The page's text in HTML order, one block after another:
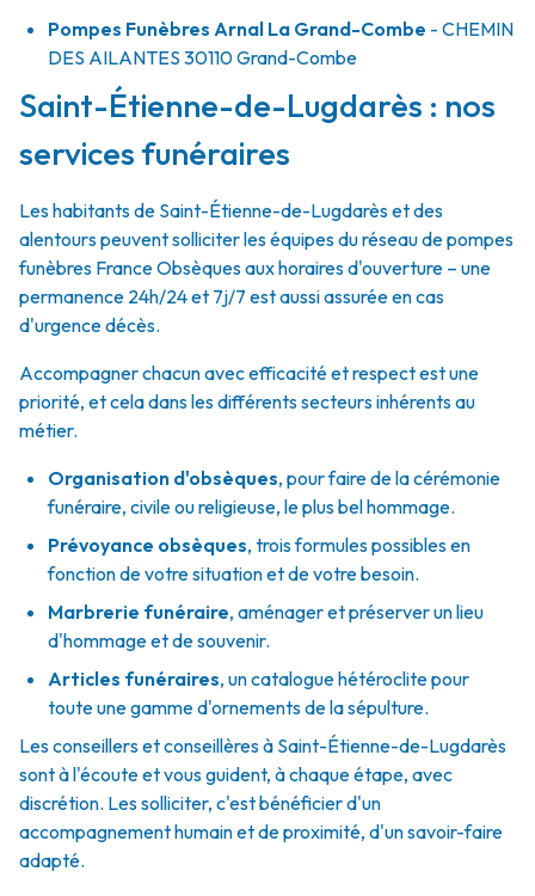
Pompes Funèbres Arnal La Grand-Combe - CHEMIN
DES AILANTES 30110Grand-Combe
Saint-Étienne-de-Lugdarès : nos
services funéraires
Les habitants de Saint-Étienne-de-Lugdarès et des
alentours peuvent solliciter les équipes du réseau de pompes
funèbres France Obsèques aux horaires d'ouverture – une
permanence 24h/24 et 7j/7 est aussi assurée en cas
d'urgence décès.
Accompagner chacun avec efficacité et respect est une
priorité, et cela dans les différents secteurs inhérents au
métier.
Organisation d'obsèques, pour faire de la cérémonie
funéraire, civile ou religieuse, le plus bel hommage.
Prévoyance obsèques, trois formules possibles en
fonction de votre situation et de votre besoin.
Marbrerie funéraire, aménager et préserver un lieu
d'hommage et de souvenir.
Articles funéraires, un catalogue hétéroclite pour
toute une gamme d'ornements de la sépulture.
Les conseillers et conseillères à Saint-Étienne-de-Lugdarès
sont à l'écoute et vous guident, à chaque étape, avec
discrétion. Les solliciter, c'est bénéficier d'un
accompagnement humain et de proximité, d'un savoir-faire
adapté.